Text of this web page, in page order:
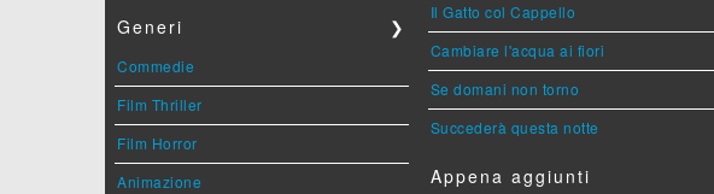
Generi ❯
Commedie
Film Thriller
Film Horror
Animazione
Il Gatto col Cappello
Cambiare l'acqua ai fiori
Se domani non torno
Succederà questa notte
Appena aggiunti